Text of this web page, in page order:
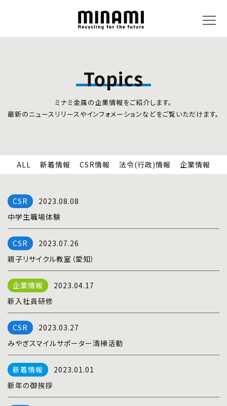
CSR情報
企業情報
全国事業所紹介
事業内容
リサイクルサービス
小型家電リサイクル法
全国の回収対応
Topics
ミナミ金属の企業情報をご紹介します。
最新のニュースリリースやインフォメーションなどをご覧いただけます。
ALL 新着情報 CSR情報 法令(行政)情報 企業情報
2023.08.08
中学生職場体験
2023.07.26
親子リサイクル教室（愛知）
2023.04.17
新入社員研修
2023.03.27
みやぎスマイルサポーター清掃活動
2023.01.01
新年の御挨拶